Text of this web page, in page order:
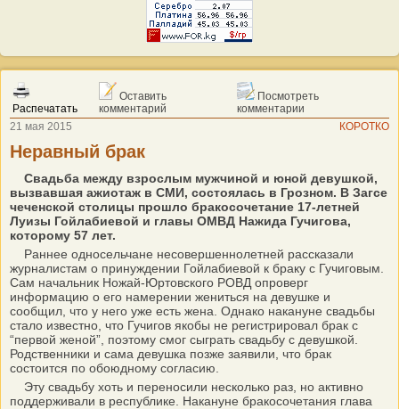
Распечатать
Оставить
комментарий
Посмотреть
комментарии
21 мая 2015
КОРОТКО
Неравный брак
Свадьба между взрослым мужчиной и юной девушкой,
вызвавшая ажиотаж в СМИ, состоялась в Грозном. В Загсе
чеченской столицы прошло бракосочетание 17-летней
Луизы Гойлабиевой и главы ОМВД Нажида Гучигова,
которому 57 лет.
Раннее односельчане несовершеннолетней рассказали
журналистам о принуждении Гойлабиевой к браку с Гучиговым.
Сам начальник Ножай-Юртовского РОВД опроверг
информацию о его намерении жениться на девушке и
сообщил, что у него уже есть жена. Однако накануне свадьбы
стало известно, что Гучигов якобы не регистрировал брак с
“первой женой”, поэтому смог сыграть свадьбу с девушкой.
Родственники и сама девушка позже заявили, что брак
состоится по обоюдному согласию.
Эту свадьбу хоть и переносили несколько раз, но активно
поддерживали в республике. Накануне бракосочетания глава